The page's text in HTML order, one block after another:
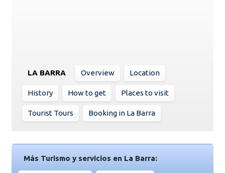
LA BARRA Overview Location
History How to get Places to visit
Tourist Tours Booking in La Barra
Más Turismo y servicios en La Barra: